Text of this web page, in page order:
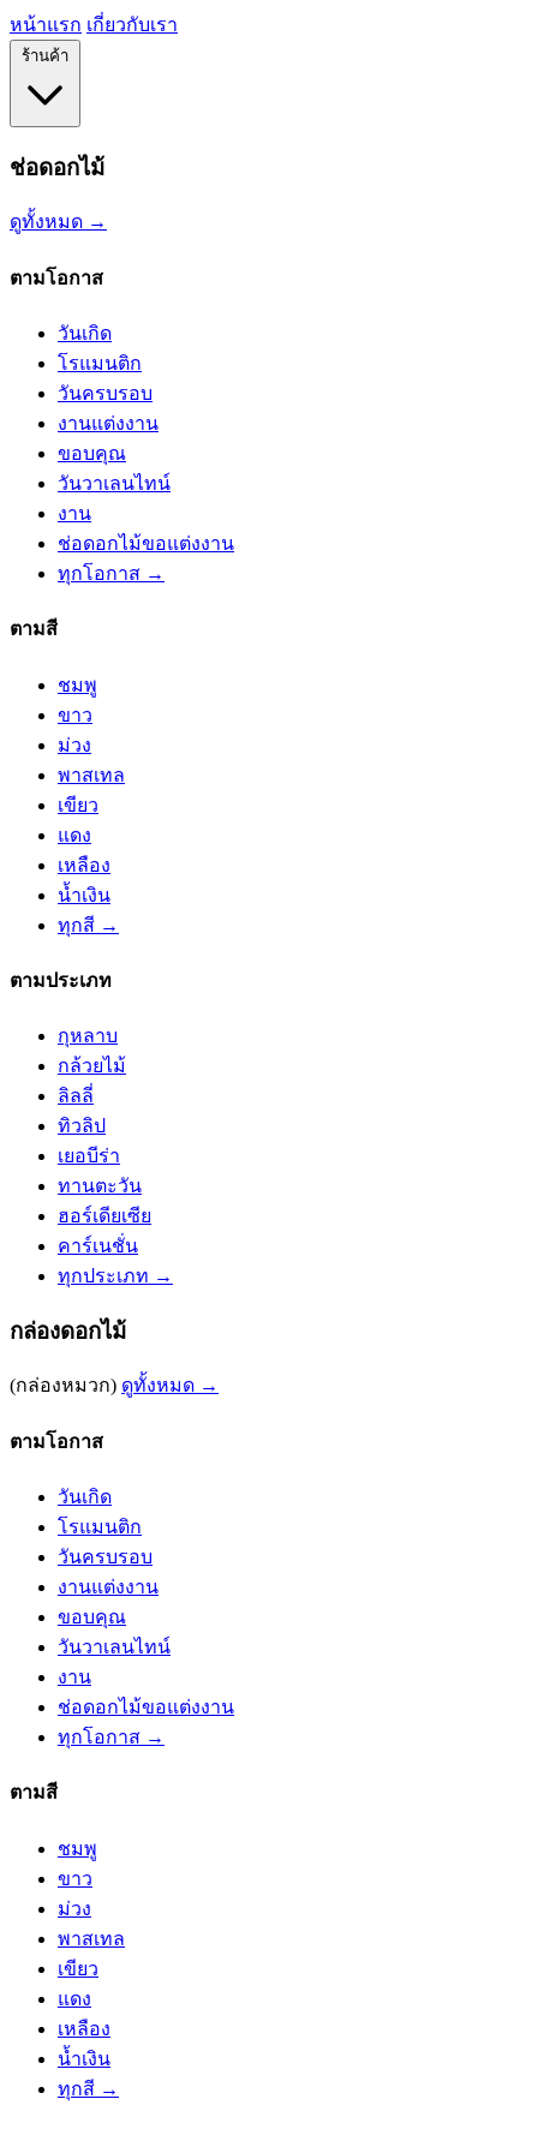
หน้าแรก เกี่ยวกับเรา
ร้านค้า
ช่อดอกไม้
ดูทั้งหมด →
ตามโอกาส
วันเกิด
โรแมนติก
วันครบรอบ
งานแต่งงาน
ขอบคุณ
วันวาเลนไทน์
งาน
ช่อดอกไม้ขอแต่งงาน
ทุกโอกาส →
ตามสี
ชมพู
ขาว
ม่วง
พาสเทล
เขียว
แดง
เหลือง
น้ำเงิน
ทุกสี →
ตามประเภท
กุหลาบ
กล้วยไม้
ลิลลี่
ทิวลิป
เยอบีร่า
ทานตะวัน
ฮอร์เดียเซีย
คาร์เนชั่น
ทุกประเภท →
กล่องดอกไม้
(กล่องหมวก) ดูทั้งหมด →
ตามโอกาส
วันเกิด
โรแมนติก
วันครบรอบ
งานแต่งงาน
ขอบคุณ
วันวาเลนไทน์
งาน
ช่อดอกไม้ขอแต่งงาน
ทุกโอกาส →
ตามสี
ชมพู
ขาว
ม่วง
พาสเทล
เขียว
แดง
เหลือง
น้ำเงิน
ทุกสี →